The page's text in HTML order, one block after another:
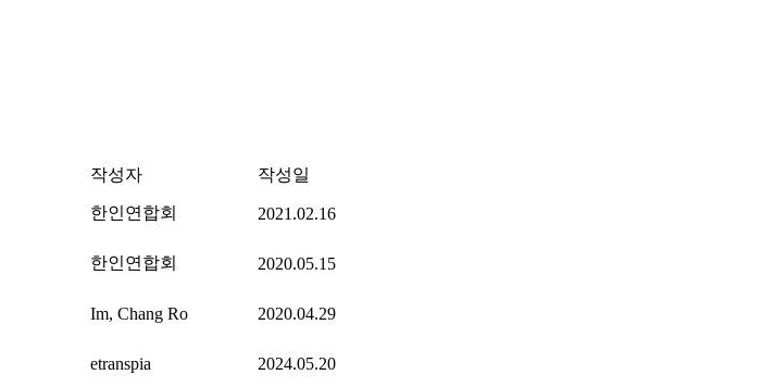
작성자 작성일
한인연합회 2021.02.16
한인연합회 2020.05.15
Im, Chang Ro 2020.04.29
etranspia 2024.05.20